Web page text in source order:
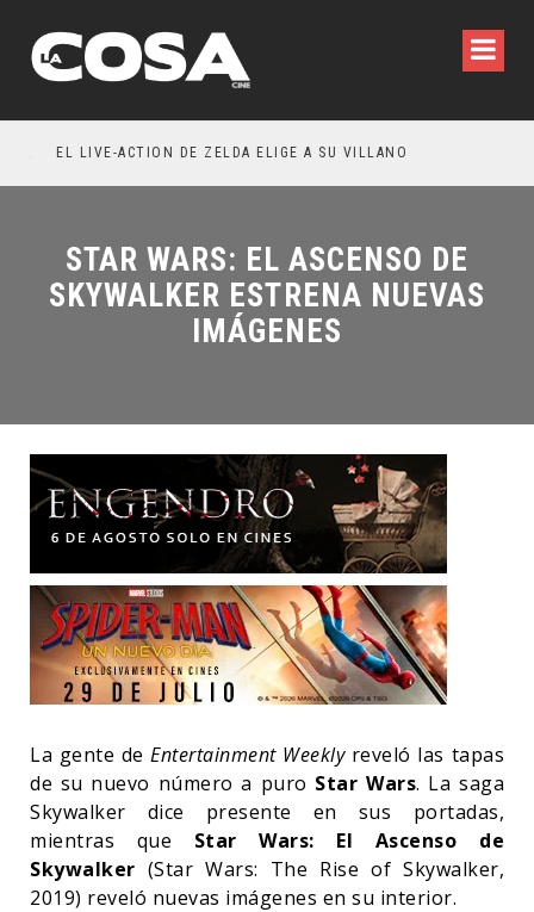
EL LIVE-ACTION DE ZELDA ELIGE A SU VILLANO
STAR WARS: EL ASCENSO DE
SKYWALKER ESTRENA NUEVAS
IMÁGENES
La gente deEntertainment Weeklyreveló las tapas
de su nuevo número a puro Star Wars. La saga
Skywalker dice presente en sus portadas,
mientras que Star Wars: El Ascenso de
Skywalker (Star Wars: The Rise of Skywalker,
2019) reveló nuevas imágenes en su interior.